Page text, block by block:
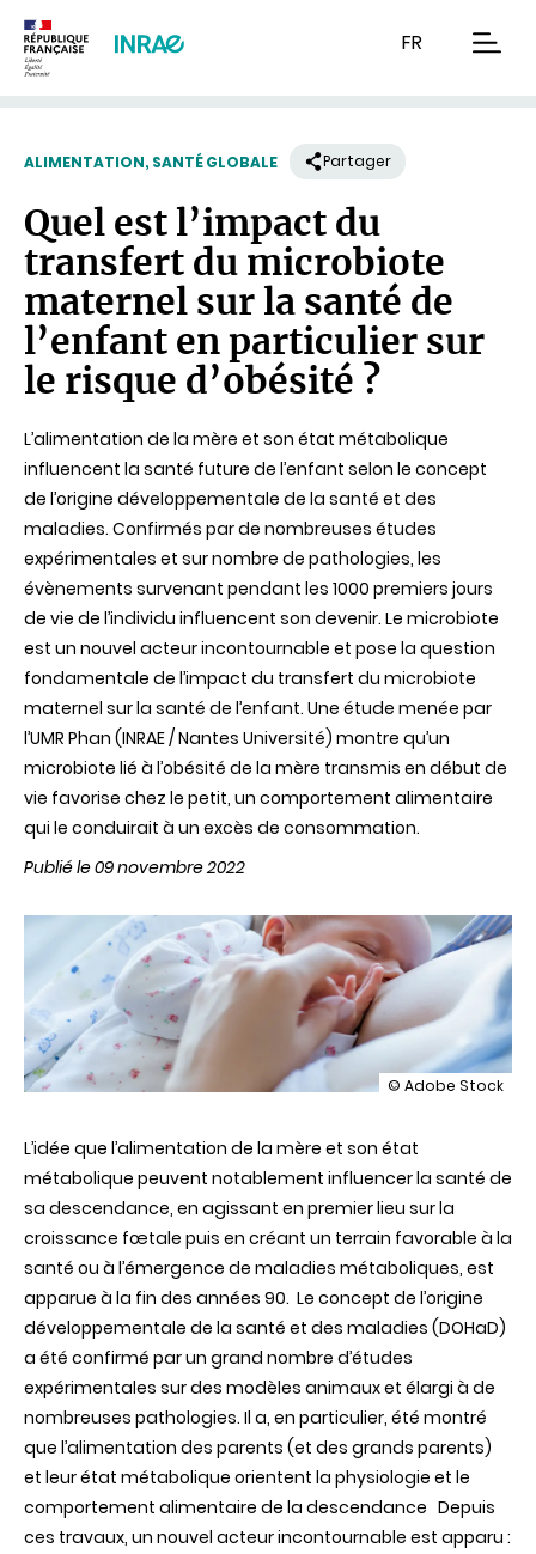
FR
ALIMENTATION, SANTÉ GLOBALE Partager
Quel est l’impact du
transfert du microbiote
maternel sur la santé de
l’enfant en particulier sur
le risque d’obésité ?
L’alimentation de la mère et son état métabolique
influencent la santé future de l’enfant selon le concept
de l’origine développementale de la santé et des
maladies. Confirmés par de nombreuses études
expérimentales et sur nombre de pathologies, les
évènements survenant pendant les 1000 premiers jours
de vie de l’individu influencent son devenir. Le microbiote
est un nouvel acteur incontournable et pose la question
fondamentale de l’impact du transfert du microbiote
maternel sur la santé de l’enfant. Une étude menée par
l’UMR Phan (INRAE / Nantes Université) montre qu’un
microbiote lié à l’obésité de la mère transmis en début de
vie favorise chez le petit, un comportement alimentaire
qui le conduirait à un excès de consommation.
Publié le 09 novembre 2022
illustration
l’impact
transfert
du
microbiote
maternel
sur
santé
de
l’enfant
en
particulier
sur
risque
d’obésité
© Adobe Stock
L’idée que l’alimentation de la mère et son état
métabolique peuvent notablement influencer la santé de
sa descendance, en agissant en premier lieu sur la
croissance fœtale puis en créant un terrain favorable à la
santé ou à l’émergence de maladies métaboliques, est
apparue à la fin des années 90. Le concept de l’origine
développementale de la santé et des maladies (DOHaD)
a été confirmé par un grand nombre d’études
expérimentales sur des modèles animaux et élargi à de
nombreuses pathologies. Il a, en particulier, été montré
que l’alimentation des parents (et des grands parents)
et leur état métabolique orientent la physiologie et le
comportement alimentaire de la descendance Depuis
ces travaux, un nouvel acteur incontournable est apparu :